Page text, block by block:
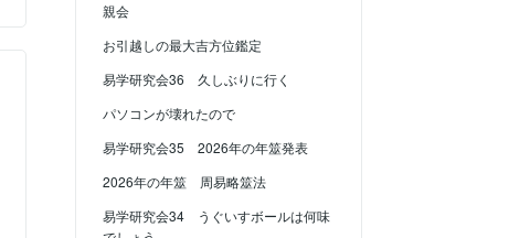
親会
お引越しの最大吉方位鑑定
易学研究会36 久しぶりに行く
パソコンが壊れたので
易学研究会35 2026年の年筮発表
2026年の年筮 周易略筮法
易学研究会34 うぐいすボールは何味